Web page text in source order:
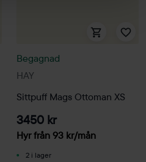
HAY
Begagnad
Sittpuff Mags Ottoman XS
3450 kr
Hyr från 93 kr/mån
2 i lager